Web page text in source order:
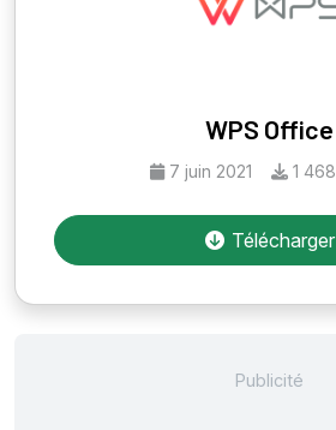
WPS Office
7 juin 2021 1 468
Télécharger